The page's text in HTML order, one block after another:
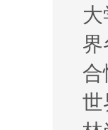
合
世